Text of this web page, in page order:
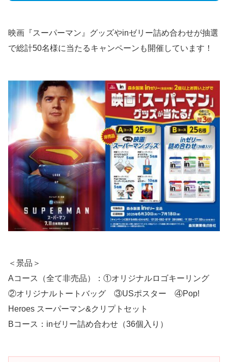
映画『スーパーマン』グッズやinゼリー詰め合わせが抽選
で総計50名様に当たるキャンペーンも開催しています！
＜景品＞
Aコース（全て非売品）：①オリジナルロゴキーリング
②オリジナルトートバッグ ③USポスター ④Pop!
Heroes スーパーマン&クリプトセット
Bコース：inゼリー詰め合わせ（36個入り）